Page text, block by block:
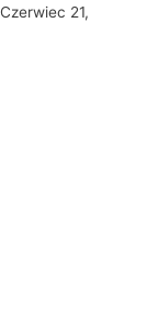
Czerwiec 21,